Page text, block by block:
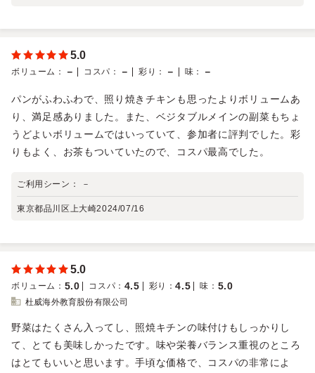
5.0
ボリューム ： － コスパ ： － 彩り ： － 味 ： －
パンがふわふわで、照り焼きチキンも思ったよりボリュームあ
り、満足感ありました。また、ベジタブルメインの副菜もちょ
うどよいボリュームではいっていて、参加者に評判でした。彩
りもよく、お茶もついていたので、コスパ最高でした。
ご利用シーン： －
東京都品川区上大崎2024/07/16
5.0
ボリューム ： 5.0 コスパ ： 4.5 彩り ：4.5 味 ： 5.0
杜威海外教育股份有限公司
野菜はたくさん入ってし、照焼キチンの味付けもしっかりし
て、とても美味しかったです。味や栄養バランス重視のところ
はとてもいいと思います。手頃な価格で、コスパの非常によ